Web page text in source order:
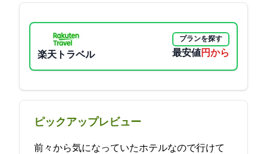
楽天トラベル
プランを探す
最安値34485円から
ピックアップレビュー
前々から気になっていたホテルなので行けて